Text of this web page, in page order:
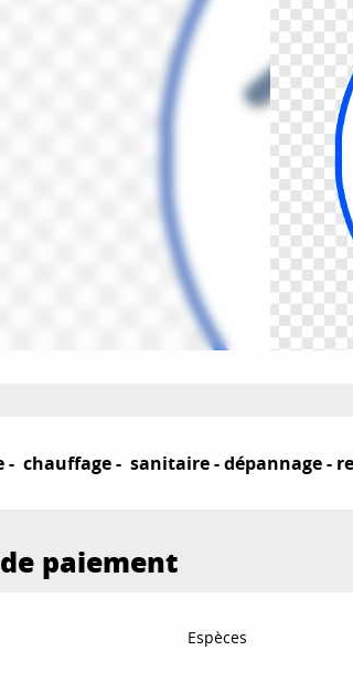
-  chauffage -  sanitaire - dépannage -
paiement
Espèces